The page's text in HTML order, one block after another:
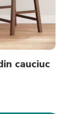
cauciuc